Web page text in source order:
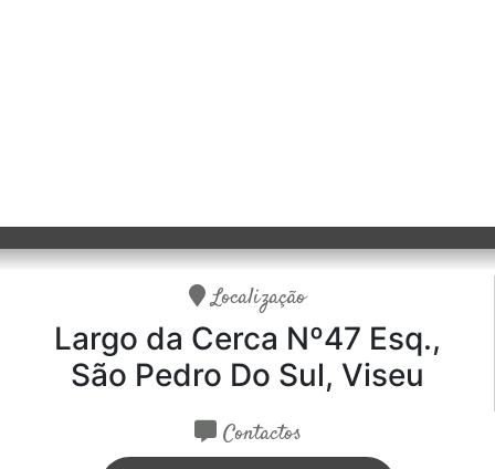
Localização
Largo da Cerca Nº47 Esq.,
São Pedro Do Sul, Viseu
Contactos